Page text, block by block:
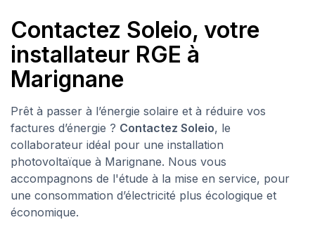
Contactez Soleio, votre
installateur RGE à
Marignane
Prêt à passer à l’énergie solaire et à réduire vos
factures d’énergie ? Contactez Soleio, le
collaborateur idéal pour une installation
photovoltaïque à Marignane. Nous vous
accompagnons de l'étude à la mise en service, pour
une consommation d’électricité plus écologique et
économique.